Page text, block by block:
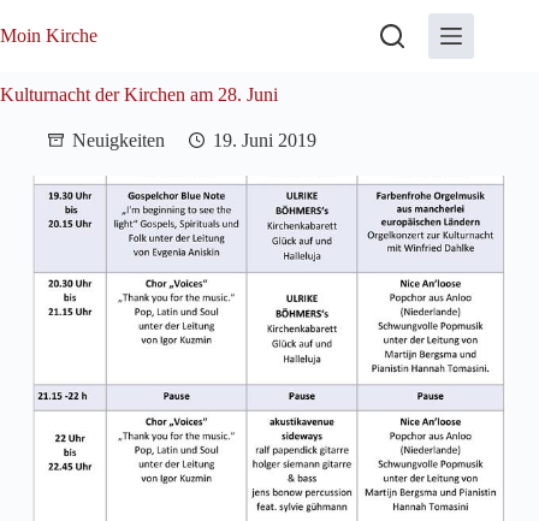
Inhalt
Moin Kirche
Kulturnacht der Kirchen am 28. Juni
Neuigkeiten 19. Juni 2019